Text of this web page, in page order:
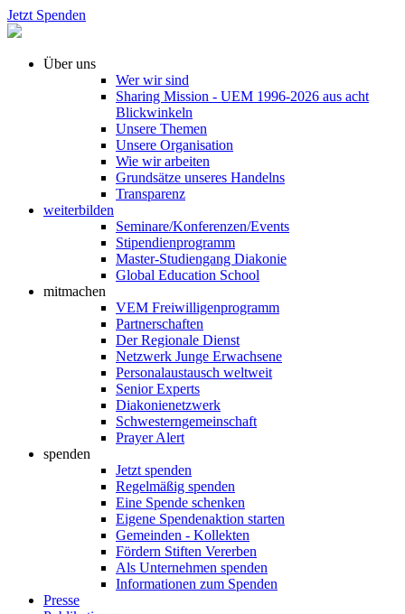
Jetzt Spenden
Über uns
Wer wir sind
Sharing Mission - UEM 1996-2026 aus acht
Blickwinkeln
Unsere Themen
Unsere Organisation
Wie wir arbeiten
Grundsätze unseres Handelns
Transparenz
weiterbilden
Seminare/Konferenzen/Events
Stipendienprogramm
Master-Studiengang Diakonie
Global Education School
mitmachen
VEM Freiwilligenprogramm
Partnerschaften
Der Regionale Dienst
Netzwerk Junge Erwachsene
Personalaustausch weltweit
Senior Experts
Diakonienetzwerk
Schwesterngemeinschaft
Prayer Alert
spenden
Jetzt spenden
Regelmäßig spenden
Eine Spende schenken
Eigene Spendenaktion starten
Gemeinden - Kollekten
Fördern Stiften Vererben
Als Unternehmen spenden
Informationen zum Spenden
Presse